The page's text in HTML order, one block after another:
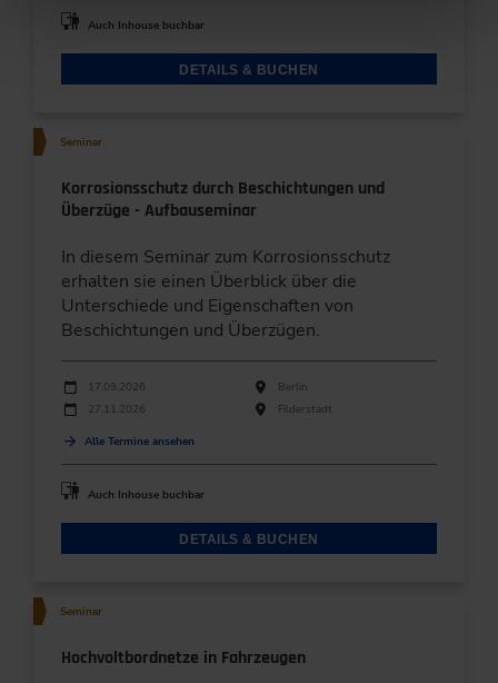
Auch Inhouse buchbar
DETAILS & BUCHEN
Seminar
Korrosionsschutz durch Beschichtungen und
Überzüge - Aufbauseminar
In diesem Seminar zum Korrosionsschutz
erhalten sie einen Überblick über die
Unterschiede und Eigenschaften von
Beschichtungen und Überzügen.
Durchführungen
Veranstaltungsdatum Veranstaltungsort
17.09.2026
Berlin
27.11.2026
Filderstadt
Alle Termine ansehen
Auch Inhouse buchbar
DETAILS & BUCHEN
Seminar
Hochvoltbordnetze in Fahrzeugen